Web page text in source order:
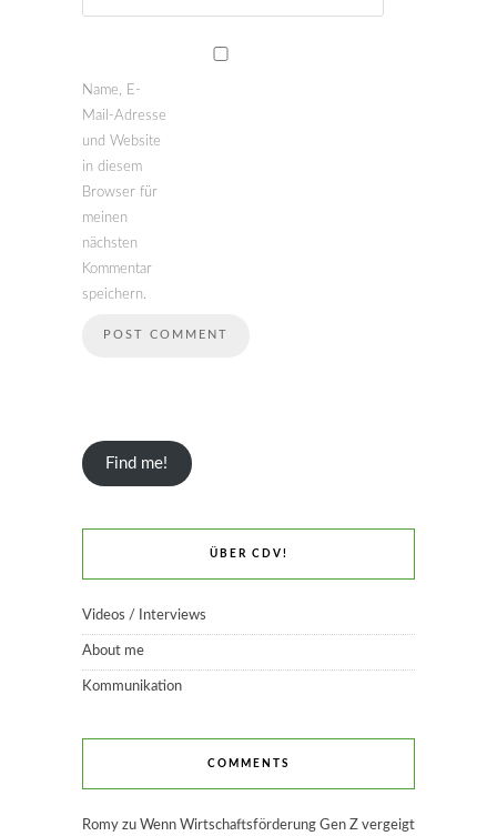
Name, E-
Mail-Adresse
und Website
in diesem
Browser für
meinen
nächsten
Kommentar
speichern.
Find me!
ÜBER CDV!
Videos / Interviews
About me
Kommunikation
COMMENTS
Romy zu Wenn Wirtschaftsförderung Gen Z vergeigt